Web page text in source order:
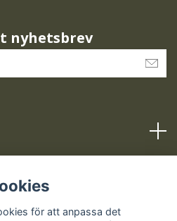
nyhetsbrev
för att anpassa det